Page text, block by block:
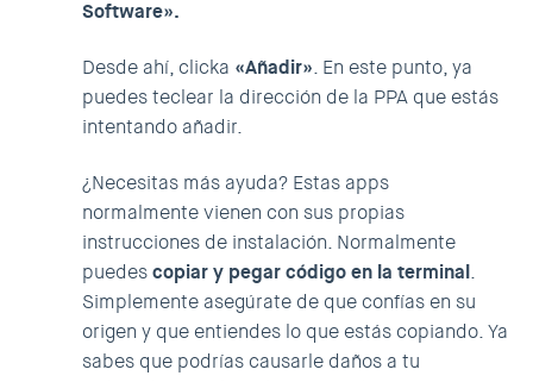
Software».
Desde ahí, clicka «Añadir». En este punto, ya
puedes teclear la dirección de la PPA que estás
intentando añadir.
¿Necesitas más ayuda? Estas apps
normalmente vienen con sus propias
instrucciones de instalación. Normalmente
puedescopiar y pegar código en la terminal.
Simplemente asegúrate de que confías en su
origen y que entiendes lo que estás copiando. Ya
sabes que podrías causarle daños a tu